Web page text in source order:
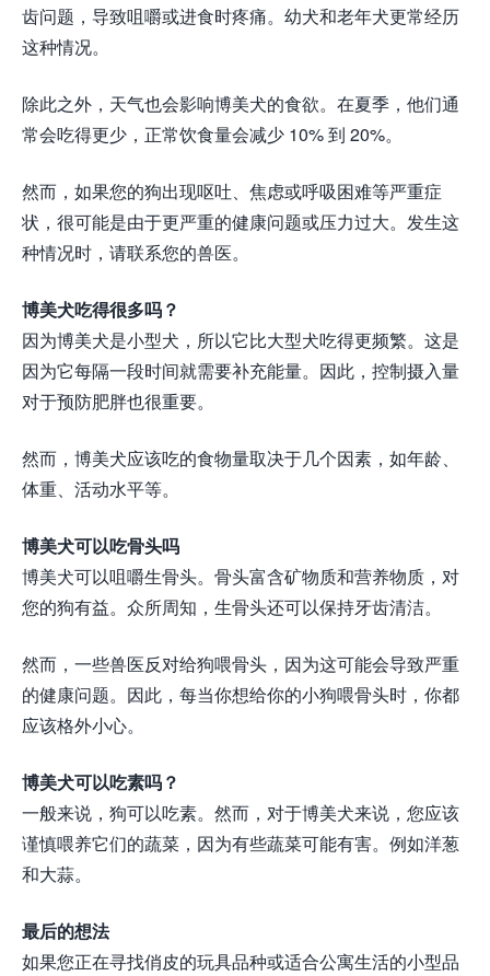
齿问题，导致咀嚼或进食时疼痛。幼犬和老年犬更常经历
这种情况。
除此之外，天气也会影响博美犬的食欲。在夏季，他们通
常会吃得更少，正常饮食量会减少 10% 到 20%。
然而，如果您的狗出现呕吐、焦虑或呼吸困难等严重症
状，很可能是由于更严重的健康问题或压力过大。发生这
种情况时，请联系您的兽医。
博美犬吃得很多吗？
因为博美犬是小型犬，所以它比大型犬吃得更频繁。这是
因为它每隔一段时间就需要补充能量。因此，控制摄入量
对于预防肥胖也很重要。
然而，博美犬应该吃的食物量取决于几个因素，如年龄、
体重、活动水平等。
博美犬可以吃骨头吗
博美犬可以咀嚼生骨头。骨头富含矿物质和营养物质，对
您的狗有益。众所周知，生骨头还可以保持牙齿清洁。
然而，一些兽医反对给狗喂骨头，因为这可能会导致严重
的健康问题。因此，每当你想给你的小狗喂骨头时，你都
应该格外小心。
博美犬可以吃素吗？
一般来说，狗可以吃素。然而，对于博美犬来说，您应该
谨慎喂养它们的蔬菜，因为有些蔬菜可能有害。例如洋葱
和大蒜。
最后的想法
如果您正在寻找俏皮的玩具品种或适合公寓生活的小型品